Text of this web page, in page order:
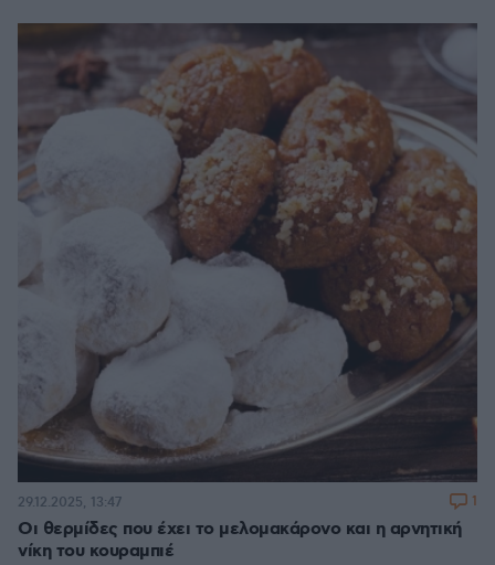
Οι θερμίδες που έχει το μελομακάρονο και η αρνητική
νίκη του κουραμπιέ
29.12.2025, 13:47 1